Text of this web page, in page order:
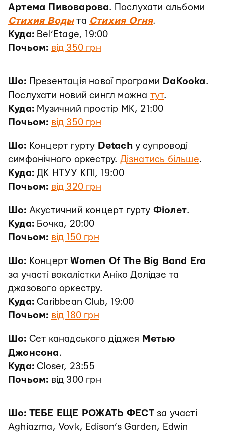
Артема Пивоварова. Послухати альбоми
Стихия Водыта Стихия Огня.
Куда: Bel’Etage, 19:00
Почьом: від 350 грн
Шо: Презентація нової програми DaKooka.
Послухати новий сингл можна тут.
Куда: Музичний простір МК, 21:00
Почьом: від 350 грн
Шо: Концерт гурту Detachу супроводі
симфонічного оркестру. Дізнатись більше.
Куда: ДК НТУУ КПІ, 19:00
Почьом: від 320 грн
Шо: Акустичний концерт гурту Фіолет.
Куда: Бочка, 20:00
Почьом: від 150 грн
Шо: КонцертWomen Of The Big Band Era
за участі вокалістки Аніко Долідзе та
джазового оркестру.
Куда: Caribbean Club, 19:00
Почьом: від 180 грн
Шо: Сет канадського діджея Метью
Джонсона.
Куда: Closer, 23:55
Почьом: від 300 грн
Шо: ТЕБЕ ЕЩЕ РОЖАТЬ ФЕСТза участі
Aghiazma, Vovk, Edison’s Garden, Edwin